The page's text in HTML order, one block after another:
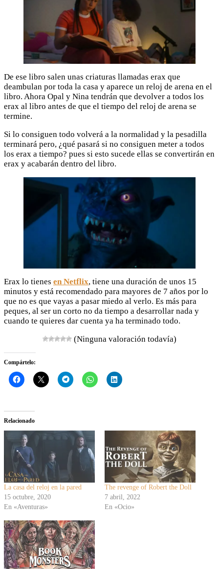
De ese libro salen unas criaturas llamadas erax que
deambulan por toda la casa y aparece un reloj de arena en el
libro. Ahora Opal y Nina tendrán que devolver a todos los
erax al libro antes de que el tiempo del reloj de arena se
termine.
Si lo consiguen todo volverá a la normalidad y la pesadilla
terminará pero, ¿qué pasará si no consiguen meter a todos
los erax a tiempo? pues si esto sucede ellas se convertirán en
erax y acabarán dentro del libro.
Erax lo tienes en Netflix, tiene una duración de unos 15
minutos y está recomendado para mayores de 7 años por lo
que no es que vayas a pasar miedo al verlo. Es más para
peques, al ser un corto no da tiempo a desarrollar nada y
cuando te quieres dar cuenta ya ha terminado todo.
(Ninguna valoración todavía)
Compártelo:
Relacionado
La casa del reloj en la pared
15 octubre, 2020
En «Aventuras»
The revenge of Robert the Doll
7 abril, 2022
En «Ocio»